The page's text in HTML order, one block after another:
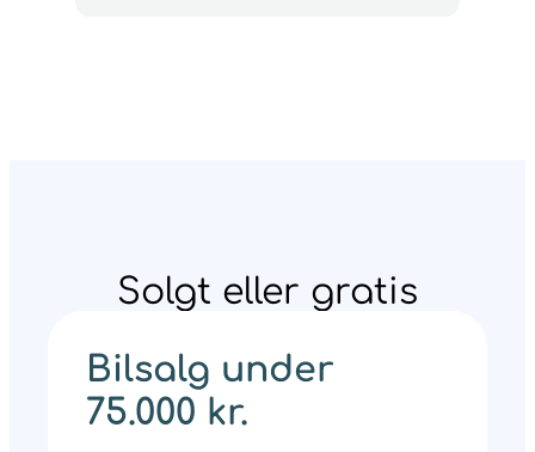
Solgt eller gratis
Bilsalg under
75.000 kr.